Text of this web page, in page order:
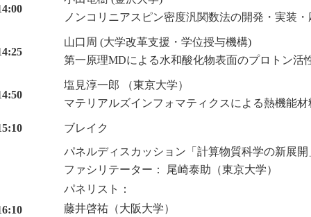
ノンコリニアスピン密度汎関数法の開発・実装・
山口周 (大学改革支援・学位授与機構)
第一原理MDによる水和酸化物表面のプロトン活
塩見淳一郎 （東京大学）
マテリアルズインフォマティクスによる熱機能
ブレイク
パネルディスカッション「計算物質科学の新展開
ファシリテーター： 尾崎泰助（東京大学）
パネリスト：
藤井啓祐（大阪大学）